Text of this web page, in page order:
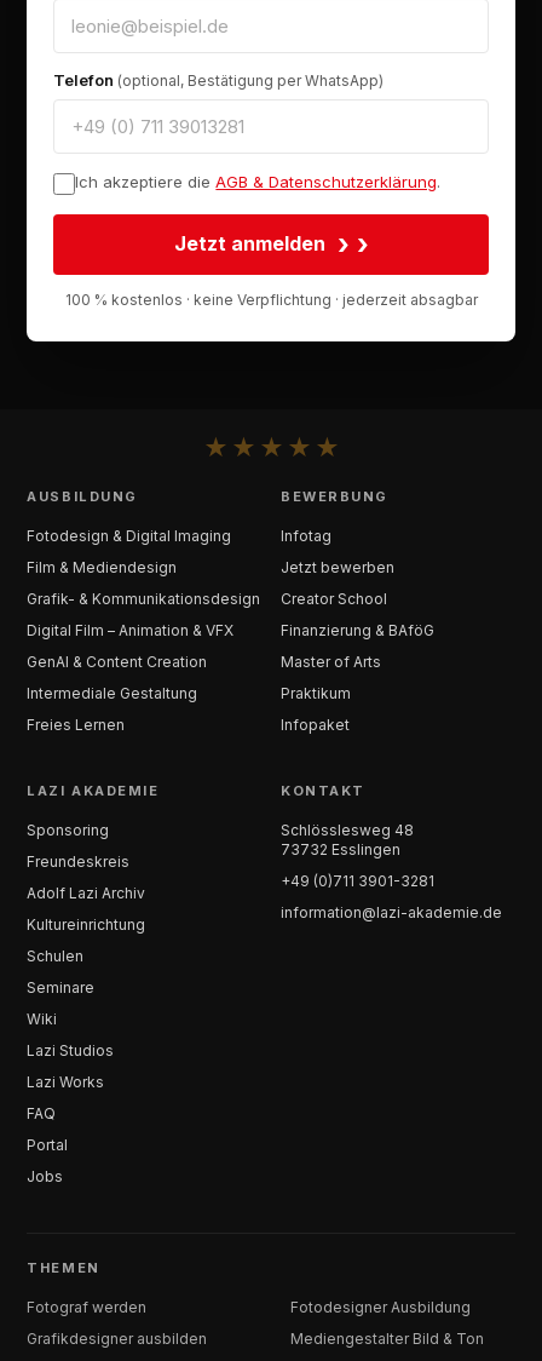
Telefon (optional, Bestätigung per WhatsApp)
Ich akzeptiere die AGB & Datenschutzerklärung.
Jetzt anmelden ›
100 % kostenlos · keine Verpflichtung · jederzeit absagbar
★ ★ ★ ★ ★
AUSBILDUNG
Fotodesign & Digital Imaging
Film & Mediendesign
Grafik- & Kommunikationsdesign
Digital Film – Animation & VFX
GenAI & Content Creation
Intermediale Gestaltung
Freies Lernen
BEWERBUNG
Infotag
Jetzt bewerben
Creator School
Finanzierung & BAföG
Master of Arts
Praktikum
Infopaket
LAZI AKADEMIE
Sponsoring
Freundeskreis
Adolf Lazi Archiv
Kultureinrichtung
Schulen
Seminare
Wiki
Lazi Studios
Lazi Works
FAQ
Portal
Jobs
KONTAKT
Schlösslesweg 48
73732 Esslingen
+49 (0)711 3901-3281
information@lazi-akademie.de
THEMEN
Fotograf werden
Fotodesigner Ausbildung
Grafikdesigner ausbilden
Mediengestalter Bild & Ton